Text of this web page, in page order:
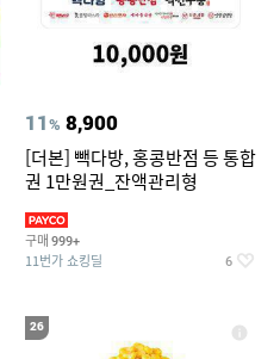
11% 8,900
[더본] 빽다방, 홍콩반점 등 통합
권 1만원권_잔액관리형
구매 999+
11번가 쇼킹딜 6
26